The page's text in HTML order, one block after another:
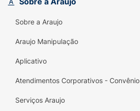
Sobre a Araujo
Araujo Manipulação
Aplicativo
Atendimentos Corporativos - Convênio
Serviços Araujo